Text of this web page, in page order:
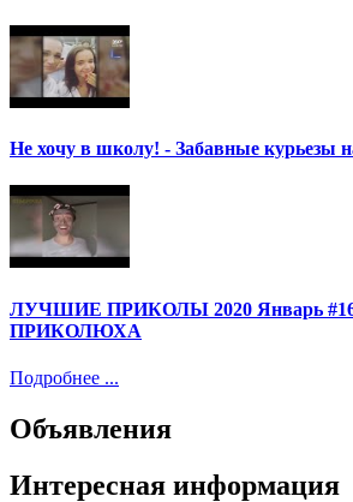
Не хочу в школу! - Забавные курьезы
ЛУЧШИЕ ПРИКОЛЫ 2020 Январь #16
ПРИКОЛЮХА
Подробнее ...
Объявления
Интересная информация